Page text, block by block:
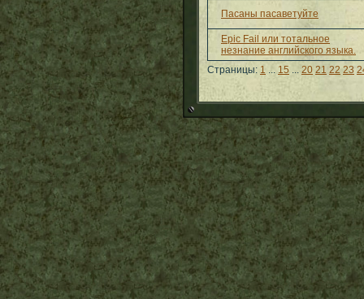
Пасаны пасаветуйте
Epic Fail или тотальное
незнание английского языка.
Страницы: 1 ... 15 ... 20 21 22 23